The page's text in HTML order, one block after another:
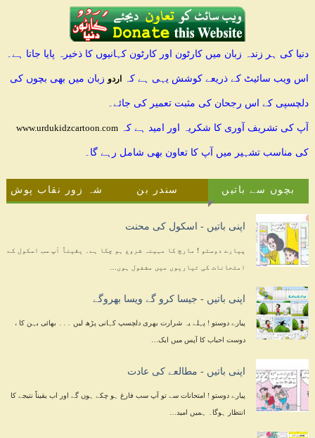
دنیا کی ہر زندہ زبان میں کارٹون اور کارٹون کہانیوں کا ذخیرہ پایا جاتا ہے۔
اس ویب سائیٹ کے ذریعے کوشش یہی ہے کہ اردو زبان میں بھی بچوں کی
دلچسپی کے اس رجحان کی مثبت تعمیر کی جائے۔
آپ کی تشریف آوری کا شکریہ اور امید ہے کہ www.urdukidzcartoon.com
کی مناسب تشہیر میں آپ کا تعاون بھی شامل رہے گا۔
بچوں سے باتیں سندر بن شہ زور نقاب پوش
اپنی باتیں - اسکول کی محنت
پیارے دوستو ! مارچ کا مہینہ شروع ہو چکا ہے۔ یقیناً آپ سب اسکول کے
امتحانات کی تیاریوں میں مشغول ہوں…
اپنی باتیں - جیسا کرو گے ویسا بھروگے
پیارے دوستو ! پہلے یہ شرارت بھری دلچسپ کہانی پڑھ لیں ۔۔۔ بھائی بہن کا ،
دوست احباب کا آپس میں ایک…
اپنی باتیں - مطالعے کی عادت
پیارے دوستو ! امتحانات سے تو آپ سب فارغ ہو چکے ہوں گے اور اب یقیناً نتیجے کا
انتظار ہوگا۔ ہمیں امید…